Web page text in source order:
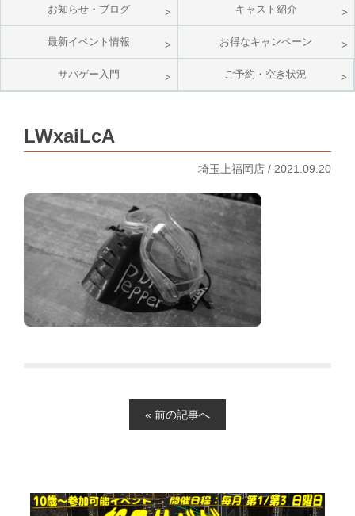
お知らせ・ブログ キャスト紹介
最新イベント情報 お得なキャンペーン
サバゲー入門 ご予約・空き状況
LWxaiLcA
埼玉上福岡店 / 2021.09.20
« 前の記事へ